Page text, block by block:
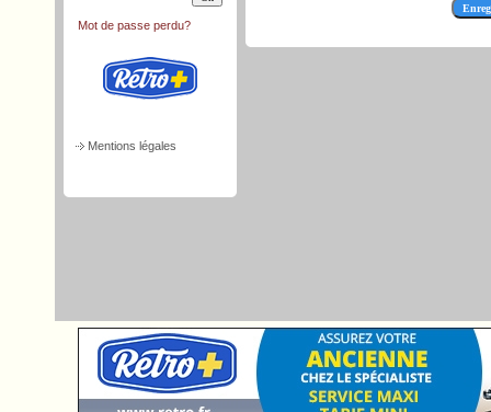
Mot de passe perdu?
Mentions légales